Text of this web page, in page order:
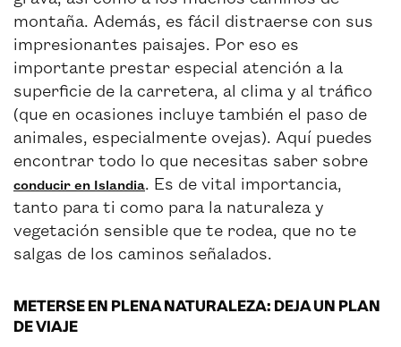
montaña. Además, es fácil distraerse con sus
impresionantes paisajes. Por eso es
importante prestar especial atención a la
superficie de la carretera, al clima y al tráfico
(que en ocasiones incluye también el paso de
animales, especialmente ovejas). Aquí puedes
encontrar todo lo que necesitas saber sobre
conducir en Islandia. Es de vital importancia,
tanto para ti como para la naturaleza y
vegetación sensible que te rodea, que no te
salgas de los caminos señalados.
METERSE EN PLENA NATURALEZA: DEJA UN PLAN
DE VIAJE